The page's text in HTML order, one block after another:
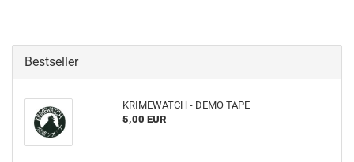
Bestseller
KRIMEWATCH - DEMO TAPE
5,00 EUR